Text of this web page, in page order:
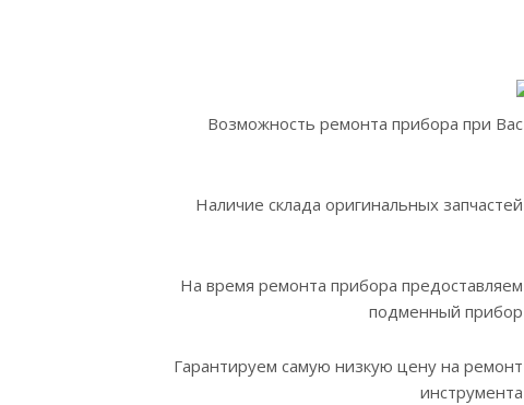
Возможность ремонта прибора при Вас
Наличие склада оригинальных запчастей
На время ремонта прибора предоставляем
подменный прибор
Гарантируем самую низкую цену на ремонт
инструмента